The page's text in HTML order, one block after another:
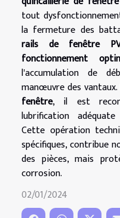
tout
la fermeture des
rails de fenêtre
fonctionnement
l'accumulation de
manœuvre des
fenêtre, il est
lubrification
Cette opération
spécifiques, contribue
des pièces, mais
corrosion.
02/01/2024